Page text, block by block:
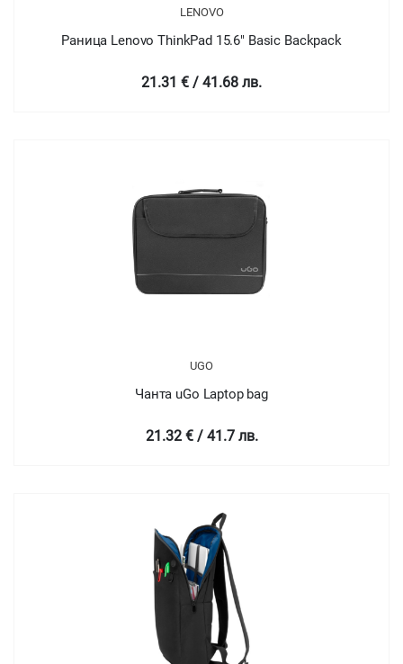
LENOVO
Раница Lenovo ThinkPad 15.6" Basic Backpack
21.31 € / 41.68 лв.
UGO
Чанта uGo Laptop bag
21.32 € / 41.7 лв.